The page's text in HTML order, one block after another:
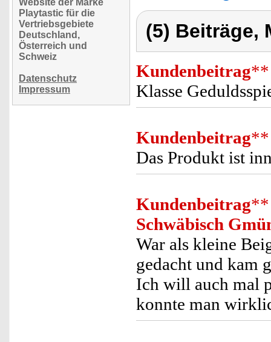
Website der Marke
Playtastic für die
Vertriebsgebiete
Deutschland,
Österreich und
Schweiz
Datenschutz
Impressum
(5) Beiträge,
Kundenbeitrag**
Klasse
Kundenbeitrag**
Das Produkt ist
Kundenbeitrag**
Schwäbisch
War als kleine
gedacht und kam
Ich will auch mal
konnte man